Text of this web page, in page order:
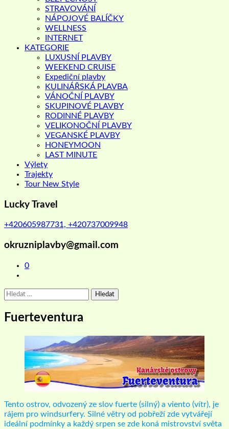
STRAVOVÁNÍ
NÁPOJOVÉ BALÍČKY
WELLNESS
INTERNET
KATEGORIE
LUXUSNÍ PLAVBY
WEEKEND CRUISE
Expediční plavby
KULINÁŘSKÁ PLAVBA
VÁNOČNÍ PLAVBY
SKUPINOVÉ PLAVBY
RODINNÉ PLAVBY
VELIKONOČNÍ PLAVBY
VEGANSKÉ PLAVBY
HONEYMOON
LAST MINUTE
Výlety
Trajekty
Tour New Style
Lucky Travel
+420605987731, +420737009948
okruzniplavby@gmail.com
0
Vyhledávání
Fuerteventura
Tento ostrov, odvozený ze slov fuerte (silný) a viento (vítr), je
rájem pro windsurfery. Silné větry od pobřeží zde vytvářejí
ideální podmínky a každý srpen se zde koná mistrovství světa